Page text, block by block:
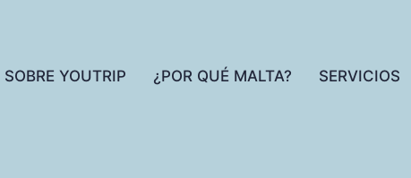
SOBRE YOUTRIP ¿POR QUÉ MALTA? SERVICIOS